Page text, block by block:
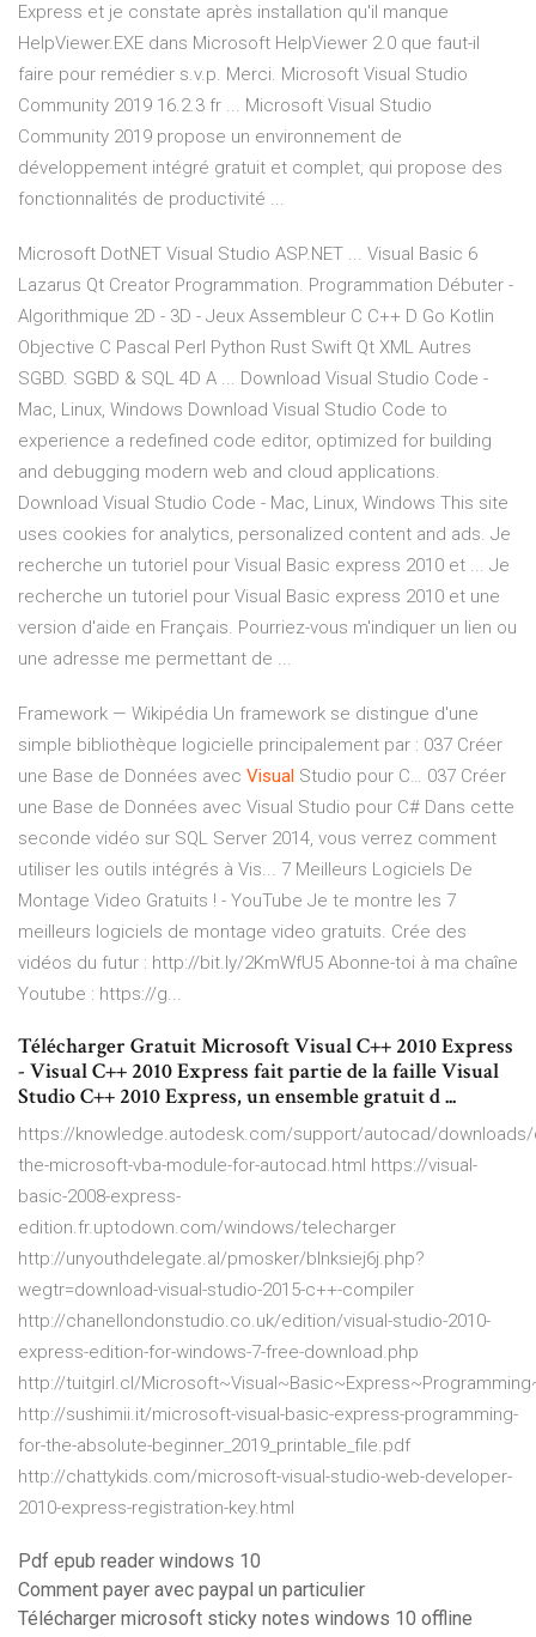
Express et je constate après installation qu'il manque
HelpViewer.EXE dans Microsoft HelpViewer 2.0 que faut-il
faire pour remédier s.v.p. Merci. Microsoft Visual Studio
Community 2019 16.2.3 fr ... Microsoft Visual Studio
Community 2019 propose un environnement de
développement intégré gratuit et complet, qui propose des
fonctionnalités de productivité ...
Microsoft DotNET Visual Studio ASP.NET ... Visual Basic 6
Lazarus Qt Creator Programmation. Programmation Débuter -
Algorithmique 2D - 3D - Jeux Assembleur C C++ D Go Kotlin
Objective C Pascal Perl Python Rust Swift Qt XML Autres
SGBD. SGBD & SQL 4D A ... Download Visual Studio Code -
Mac, Linux, Windows Download Visual Studio Code to
experience a redefined code editor, optimized for building
and debugging modern web and cloud applications.
Download Visual Studio Code - Mac, Linux, Windows This site
uses cookies for analytics, personalized content and ads. Je
recherche un tutoriel pour Visual Basic express 2010 et ... Je
recherche un tutoriel pour Visual Basic express 2010 et une
version d'aide en Français. Pourriez-vous m'indiquer un lien ou
une adresse me permettant de ...
Framework — Wikipédia Un framework se distingue d'une
simple bibliothèque logicielle principalement par : 037 Créer
une Base de Données avec Visual Studio pour C… 037 Créer
une Base de Données avec Visual Studio pour C# Dans cette
seconde vidéo sur SQL Server 2014, vous verrez comment
utiliser les outils intégrés à Vis... 7 Meilleurs Logiciels De
Montage Video Gratuits ! - YouTube Je te montre les 7
meilleurs logiciels de montage video gratuits. Crée des
vidéos du futur : http://bit.ly/2KmWfU5 Abonne-toi à ma chaîne
Youtube : https://g...
Télécharger Gratuit Microsoft Visual C++ 2010 Express
- Visual C++ 2010 Express fait partie de la faille Visual
Studio C++ 2010 Express, un ensemble gratuit d ...
https://knowledge.autodesk.com/support/autocad/
the-microsoft-vba-module-for-autocad.html https://visual-
basic-2008-express-
edition.fr.uptodown.com/windows/telecharger
http://unyouthdelegate.al/pmosker/blnksiej6j.php?
wegtr=download-visual-studio-2015-c++-compiler
http://chanellondonstudio.co.uk/edition/visual-studio-2010-
express-edition-for-windows-7-free-download.php
http://tuitgirl.cl/
http://sushimii.it/microsoft-visual-basic-express-programming-
for-the-absolute-beginner_2019_printable_file.pdf
http://chattykids.com/microsoft-visual-studio-web-developer-
2010-express-registration-key.html
Pdf epub reader windows 10
Comment payer avec paypal un particulier
Télécharger microsoft sticky notes windows 10 offline